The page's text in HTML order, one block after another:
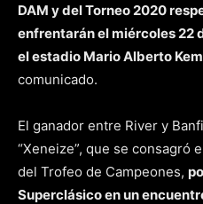
DAM y del Torneo 2020
enfrentarán el miércoles 22
el estadio Mario Alberto
comunicado.
El ganador entre River y
“Xeneize”, que se consagró
del Trofeo de Campeones,
Superclásico en un